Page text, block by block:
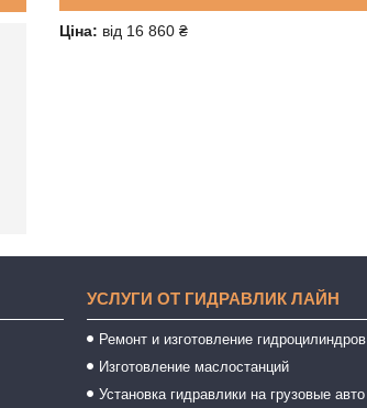
Ціна: від 16 860 ₴
УСЛУГИ ОТ ГИДРАВЛИК ЛАЙН
Ремонт и изготовление гидроцилиндров
Изготовление маслостанций
Установка гидравлики на грузовые авто